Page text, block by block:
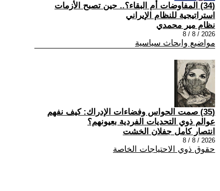
(34) المفاوضات أم البقاء؟.. حين تصبح الأزمات
استراتيجية للنظام الإيراني
نظام مير محمدي
2026 / 8 / 8
مواضيع وابحاث سياسية
(35) صمت الحواس وفضاءات الإدراك: كيف نفهم
عوالم ذوي التحديات الفردية بعيونهم؟
انتصار كامل جفلان الخشت
2026 / 8 / 8
حقوق ذوي الاحتياجات الخاصة